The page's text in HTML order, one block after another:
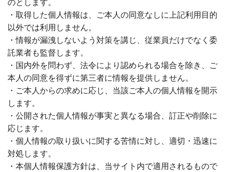
のとします。
・取得した個人情報は、ご本人の同意なしに上記利用目的
以外では利用しません。
・情報が漏洩しないよう対策を講じ、従業員だけでなく委
託業者も監督します。
・国内外を問わず、法令により認められる場合を除き、ご
本人の同意を得ずに第三者に情報を提供しません。
・ご本人からの求めに応じ、当該ご本人の個人情報を開示
します。
・公開された個人情報が事実と異なる場合、訂正や削除に
応じます。
・個人情報の取り扱いに関する苦情に対し、適切・迅速に
対処します。
・本個人情報保護方針は、当サイト内で適用されるもので